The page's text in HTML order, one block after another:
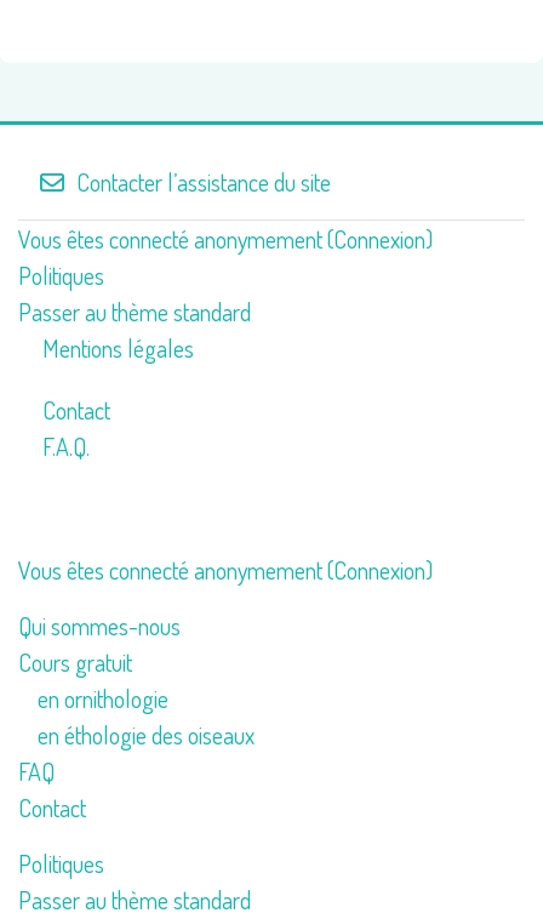
Contacter l’assistance du site
Vous êtes connecté anonymement (Connexion)
Politiques
Passer au thème standard
Mentions légales
Contact
F.A.Q.
Vous êtes connecté anonymement (Connexion)
Qui sommes-nous
Cours gratuit
en ornithologie
en éthologie des oiseaux
FAQ
Contact
Politiques
Passer au thème standard